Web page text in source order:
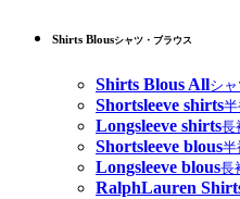
Shirts Blousシャツ・ブラウス
Shirts Blous Allシ
Shortsleeve shirts
Longsleeve shirts長
Shortsleeve blous半
Longsleeve blous長
RalphLauren